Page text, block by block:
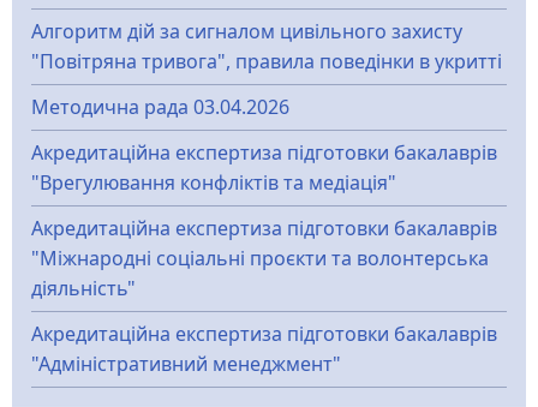
Алгоритм дій за сигналом цивільного захисту
"Повітряна тривога", правила поведінки в укритті
Методична рада 03.04.2026
Акредитаційна експертиза підготовки бакалаврів
"Врегулювання конфліктів та медіація"
Акредитаційна експертиза підготовки бакалаврів
"Міжнародні соціальні проєкти та волонтерська
діяльність"
Акредитаційна експертиза підготовки бакалаврів
"Адміністративний менеджмент"